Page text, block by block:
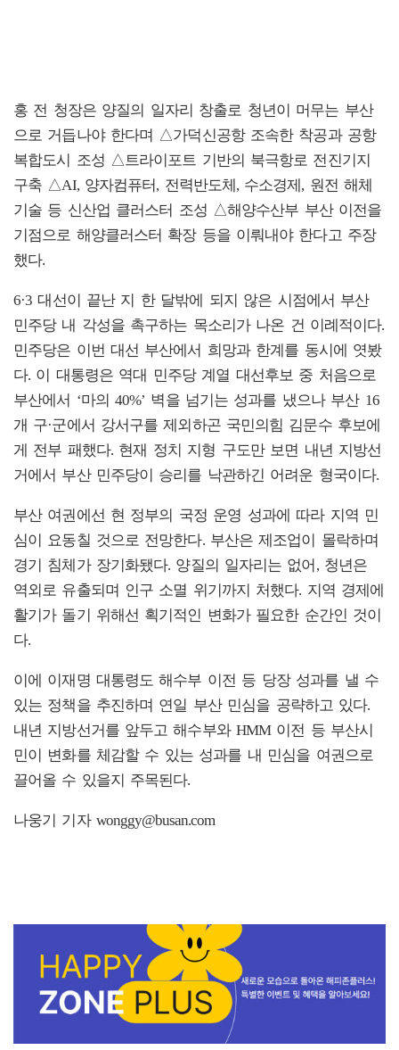
홍 전 청장은 양질의 일자리 창출로 청년이 머무는 부산
으로 거듭나야 한다며 △가덕신공항 조속한 착공과 공항
복합도시 조성 △트라이포트 기반의 북극항로 전진기지
구축 △AI, 양자컴퓨터, 전력반도체, 수소경제, 원전 해체
기술 등 신산업 클러스터 조성 △해양수산부 부산 이전을
기점으로 해양클러스터 확장 등을 이뤄내야 한다고 주장
했다.
6·3 대선이 끝난 지 한 달밖에 되지 않은 시점에서 부산
민주당 내 각성을 촉구하는 목소리가 나온 건 이례적이다.
민주당은 이번 대선 부산에서 희망과 한계를 동시에 엿봤
다. 이 대통령은 역대 민주당 계열 대선후보 중 처음으로
부산에서 ‘마의 40%’ 벽을 넘기는 성과를 냈으나 부산 16
개 구·군에서 강서구를 제외하곤 국민의힘 김문수 후보에
게 전부 패했다. 현재 정치 지형 구도만 보면 내년 지방선
거에서 부산 민주당이 승리를 낙관하긴 어려운 형국이다.
부산 여권에선 현 정부의 국정 운영 성과에 따라 지역 민
심이 요동칠 것으로 전망한다. 부산은 제조업이 몰락하며
경기 침체가 장기화됐다. 양질의 일자리는 없어, 청년은
역외로 유출되며 인구 소멸 위기까지 처했다. 지역 경제에
활기가 돌기 위해선 획기적인 변화가 필요한 순간인 것이
다.
이에 이재명 대통령도 해수부 이전 등 당장 성과를 낼 수
있는 정책을 추진하며 연일 부산 민심을 공략하고 있다.
내년 지방선거를 앞두고 해수부와 HMM 이전 등 부산시
민이 변화를 체감할 수 있는 성과를 내 민심을 여권으로
끌어올 수 있을지 주목된다.
나웅기 기자 wonggy@busan.com